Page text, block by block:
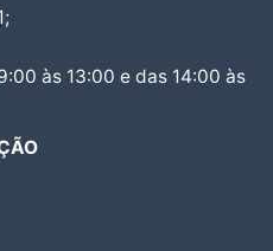
às 13:00 e das 14:00 às